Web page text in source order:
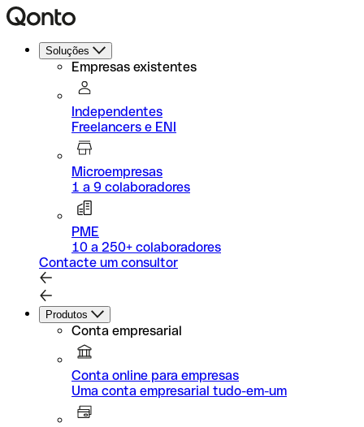
Soluções
Empresas existentes
Independentes
Freelancers e ENI
Microempresas
1 a 9 colaboradores
PME
10 a 250+ colaboradores
Contacte um consultor
Produtos
Conta empresarial
Conta online para empresas
Uma conta empresarial tudo-em-um